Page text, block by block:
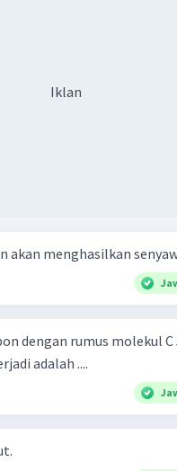
Iklan
menghasilkan
dengan rumus molekul C
adalah ....